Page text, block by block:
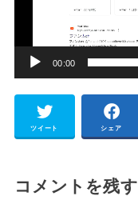
00:00
ツイート シェア
コメントを残す